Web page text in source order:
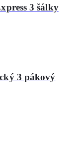
3 šálky
3 pákový